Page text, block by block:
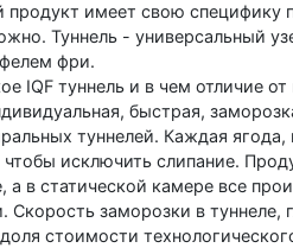
имеет свою специфику
Туннель - универсальный
фри.
IQF туннель и в чем отличие
быстрая,
туннелей. Каждая
чтобы исключить слипание.
а в статической камере все
Скорость заморозки в
стоимости